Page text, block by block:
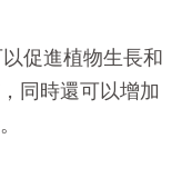
以促進植物生長和
同時還可以增加